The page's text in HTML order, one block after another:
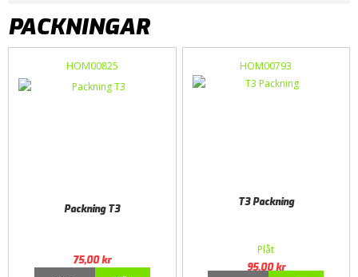
PACKNINGAR
HOM00825
Packning T3
75,00kr
HOM00793
T3 Packning
Plåt
95,00kr